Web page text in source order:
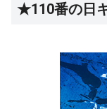
★110番の日